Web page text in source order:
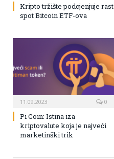
Kripto tržište podcjenjuje rast
spot Bitcoin ETF-ova
11.09.2023 0
Pi Coin: Istina iza
kriptovalute koja je najveći
marketinški trik